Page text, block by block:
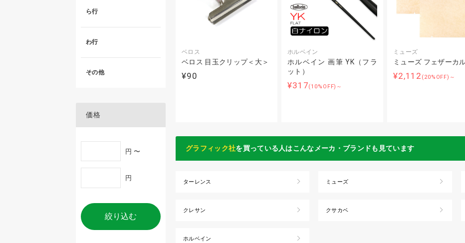
ベロス
ベロス 目玉クリップ＜大＞
¥90
ホルベイン
ホルベイン 画筆 YK（フラ
ット）
¥317(10%OFF)～
ミューズ
ミューズ フェザーカ
¥2,112 (20%OFF)～
グラフィック社を買っている人はこんなメーカ・ブランドも見ています
ターレンス ミューズ
クレサン クサカベ
ホルベイン
ら行
わ行
その他
価格
円 〜
円
絞り込む